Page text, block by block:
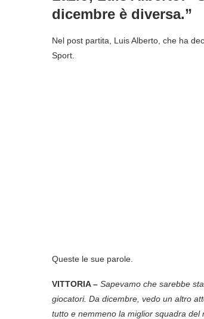
dicembre è diversa.”
Nel post partita, Luis Alberto, che ha
Sport.
Queste le sue parole.
VITTORIA – Sapevamo che sarebbe
giocatori. Da dicembre, vedo un altro
tutto e nemmeno la miglior squadra